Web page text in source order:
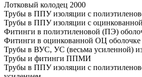
Лотковый колодец 2000
Трубы в ППУ изоляции с
Трубы в ППУ изоляции с
Фитинги в полиэтиленовой (ПЭ)
Фитинги в оцинкованной ОЦ оболочке
Трубы в ВУС, УС (весьма усиленной)
Трубы и фитинги ППМИ
Трубы в ППУ изоляции с